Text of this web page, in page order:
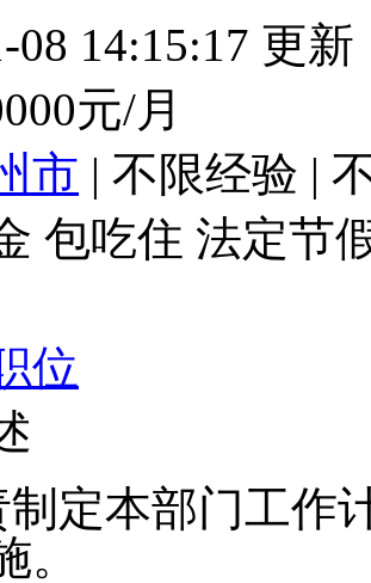
08 14:15:17 更新
元/月
市 | 不限经验 |
包吃住 法定节
位
制定本部门工作
。